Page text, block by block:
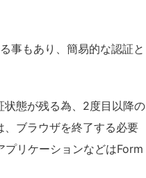
事もあり、簡易的な認証と
状態が残る為、2度目以降の
ブラウザを終了する必要
プリケーションなどはForm